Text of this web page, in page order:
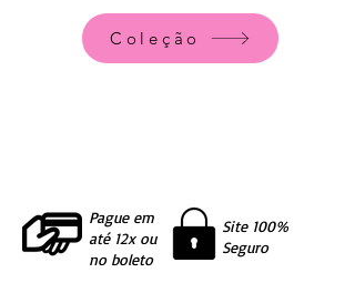
Coleção
Pague em
até 12x ou
no boleto
Site 100%
Seguro